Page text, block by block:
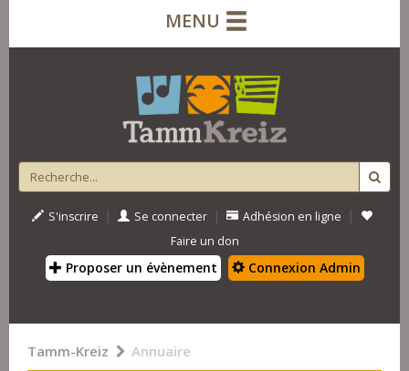
MENU
S'inscrire | Se connecter | Adhésion en ligne |
Faire un don
Proposer un évènement Connexion Admin
Tamm-Kreiz Annuaire